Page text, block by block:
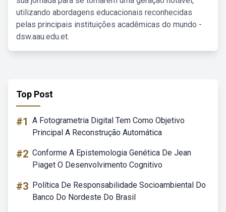
utilizando abordagens educacionais reconhecidas
pelas principais instituições acadêmicas do mundo -
dsw.aau.edu.et.
Top Post
#1 A Fotogrametria Digital Tem Como Objetivo
Principal A Reconstrução Automática
#2 Conforme A Epistemologia Genética De Jean
Piaget O Desenvolvimento Cognitivo
#3 Política De Responsabilidade Socioambiental Do
Banco Do Nordeste Do Brasil